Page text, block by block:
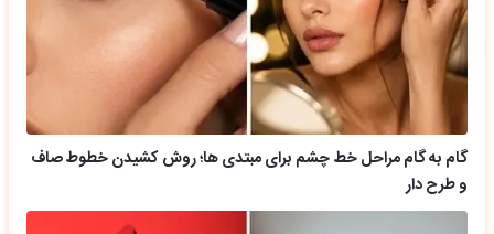
گام به گام مراحل خط چشم برای مبتدی ها؛ روش کشیدن خطوط صاف
و طرح دار